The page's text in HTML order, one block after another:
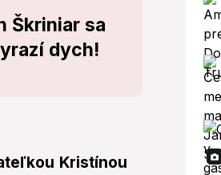
Škriniar sa
dych!
Kristínou